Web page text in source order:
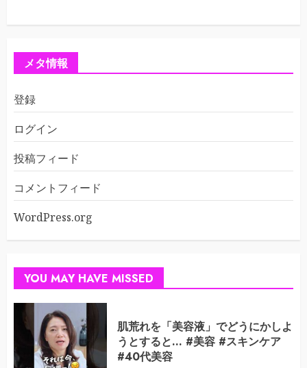
メタ情報
登録
ログイン
投稿フィード
コメントフィード
WordPress.org
YOU MAY HAVE MISSED
肌荒れを「美容液」でどうにかしよ
うとすると… #美容 #スキンケア
#40代美容